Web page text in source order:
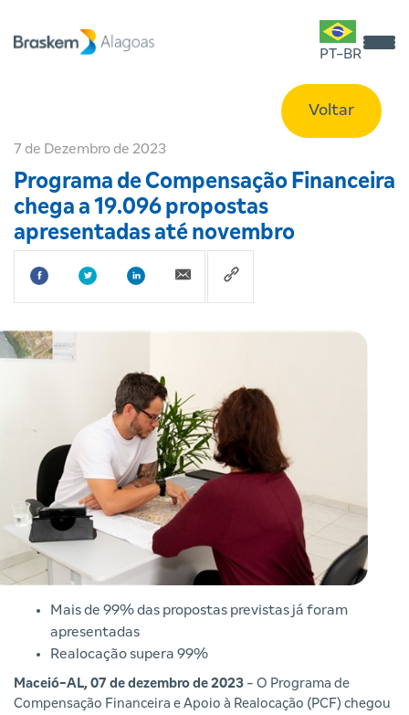
PT-BR
Voltar
7 de Dezembro de 2023
Programa de Compensação Financeira
chega a 19.096 propostas
apresentadas até novembro
Mais de 99% das propostas previstas já foram
apresentadas
Realocação supera 99%
Maceió-AL, 07 de dezembro de 2023 - O Programa de
Compensação Financeira e Apoio à Realocação (PCF) chegou